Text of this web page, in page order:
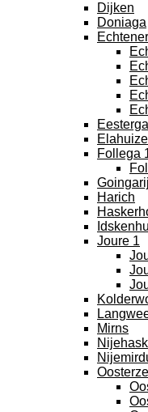
Dijken
Doniaga
Eesterga
Follega
Harich
Joure 1
Mirns